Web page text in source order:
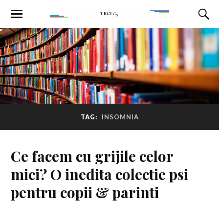
TAG: INSOMNIA
Ce facem cu grijile celor
mici? O inedita colectie psi
pentru copii & parinti